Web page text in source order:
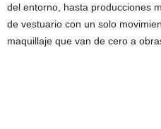
del entorno, hasta producciones
de vestuario con un solo
maquillaje que van de cero a